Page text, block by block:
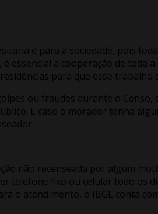
e para a sociedade, pois
essencial a cooperação de
para que esse trabalho
ou fraudes durante o
E caso o morador tenha
não recenseada por algum
telefone fixo ou celular todo os
o atendimento, o IBGE conta